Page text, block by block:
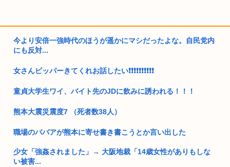
今より安倍一強時代のほうが遥かにマシだったよな。自民党内
にも反対...
女さんビッパーきてくれお話したい❗❗❗❗❗❗❗❗❗❗
童貞大学生ワイ、バイト先のJDに飲みに誘われる！！！
熊本大震災震度7 （死者数38人）
職場のババアが熊本に寄せ書き書こうとか言い出した
少女「強姦されました」→ 大阪地裁「14歳女性がありもしな
い被害...